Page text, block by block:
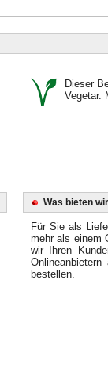
Dieser
Vegetar.
Was bieten
Für Sie als
mehr als einem
wir Ihren
bestellen.